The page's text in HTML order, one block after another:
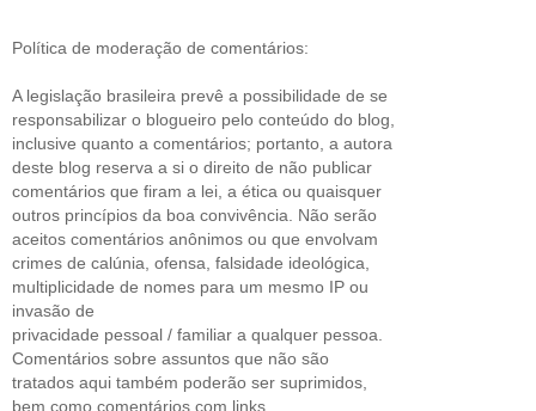
Política de moderação de comentários:
A legislação brasileira prevê a possibilidade de se
responsabilizar o blogueiro pelo conteúdo do blog,
inclusive quanto a comentários; portanto, a autora
deste blog reserva a si o direito de não publicar
comentários que firam a lei, a ética ou quaisquer
outros princípios da boa convivência. Não serão
aceitos comentários anônimos ou que envolvam
crimes de calúnia, ofensa, falsidade ideológica,
multiplicidade de nomes para um mesmo IP ou
invasão de
privacidade pessoal / familiar a qualquer pessoa.
Comentários sobre assuntos que não são
tratados aqui também poderão ser suprimidos,
bem como comentários com links.